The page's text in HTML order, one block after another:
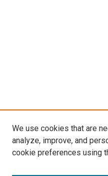
We use cookies that are
analyze, improve, and
cookie preferences using